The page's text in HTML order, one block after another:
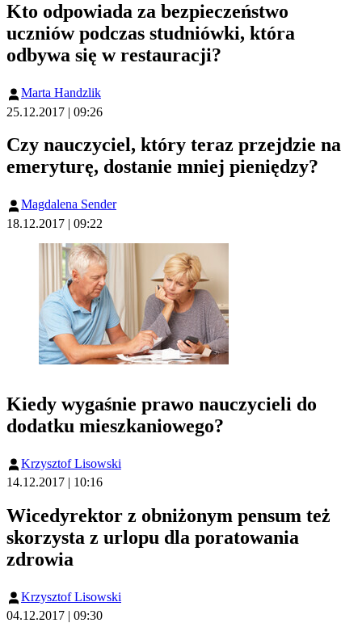
Kto odpowiada za bezpieczeństwo
uczniów podczas studniówki, która
odbywa się w restauracji?
Marta Handzlik
25.12.2017 | 09:26
Czy nauczyciel, który teraz przejdzie na
emeryturę, dostanie mniej pieniędzy?
Magdalena Sender
18.12.2017 | 09:22
Kiedy wygaśnie prawo nauczycieli do
dodatku mieszkaniowego?
Krzysztof Lisowski
14.12.2017 | 10:16
Wicedyrektor z obniżonym pensum też
skorzysta z urlopu dla poratowania
zdrowia
Krzysztof Lisowski
04.12.2017 | 09:30